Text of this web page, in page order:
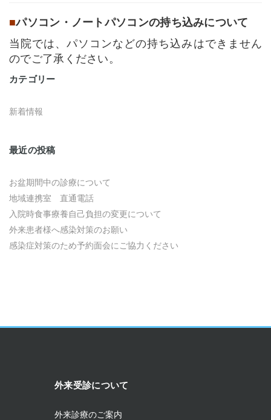
■パソコン・ノートパソコンの持ち込みについて
当院では、パソコンなどの持ち込みはできません
のでご了承ください。
カテゴリー
新着情報
最近の投稿
お盆期間中の診療について
地域連携室 直通電話
入院時食事療養自己負担の変更について
外来患者様へ感染対策のお願い
感染症対策のため予約面会にご協力ください
外来受診について
外来診療のご案内